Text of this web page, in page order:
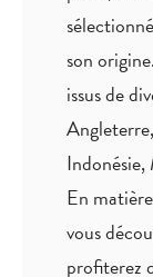
son
issus de
Indonésie,
En
vous
profiterez